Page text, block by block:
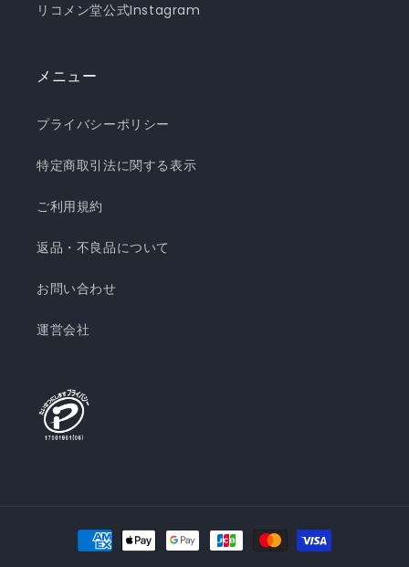
リコメン堂公式Instagram
メニュー
プライバシーポリシー
特定商取引法に関する表示
ご利用規約
返品・不良品について
お問い合わせ
運営会社
決
済